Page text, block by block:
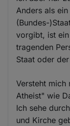
Anders als
(Bundes-
vorgibt, ist
tragenden
Staat oder
Versteht mich
Atheist" wie
Ich sehe
und Kirche